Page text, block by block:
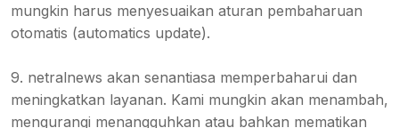
mungkin harus menyesuaikan aturan pembaharuan
otomatis (automatics update).
9. netralnews akan senantiasa memperbaharui dan
meningkatkan layanan. Kami mungkin akan menambah,
mengurangi menangguhkan atau bahkan mematikan